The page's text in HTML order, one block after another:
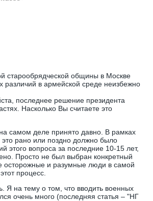
старообрядческой общины в Москве
в армейской среде неизбежно
последнее решение президента
Насколько Вы считаете это
самом деле принято давно. В рамках
рано или поздно должно было
этого вопроса за последние 10-15 лет,
Просто не был выбран конкретный
осторожные и разумные люди в самой
процесс.
Я на тему о том, что вводить военных
очень много (последняя статья – "НГ